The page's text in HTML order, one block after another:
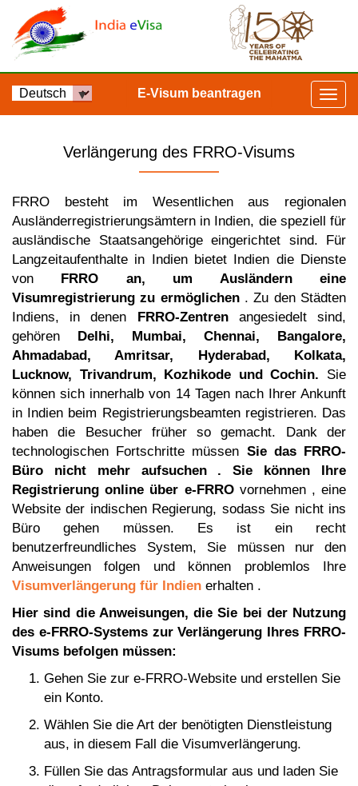
E-Visum beantragen
Verlängerung des FRRO-Visums
FRRO besteht im Wesentlichen aus regionalen
Ausländerregistrierungsämtern in Indien, die speziell für
ausländische Staatsangehörige eingerichtet sind. Für
Langzeitaufenthalte in Indien bietet Indien die Dienste
von FRRO an, um Ausländern eine
Visumregistrierung zu ermöglichen . Zu den Städten
Indiens, in denen FRRO-Zentren angesiedelt sind,
gehören Delhi, Mumbai, Chennai, Bangalore,
Ahmadabad, Amritsar, Hyderabad, Kolkata,
Lucknow, Trivandrum, Kozhikode und Cochin. Sie
können sich innerhalb von 14 Tagen nach Ihrer Ankunft
in Indien beim Registrierungsbeamten registrieren. Das
haben die Besucher früher so gemacht. Dank der
technologischen Fortschritte müssen Sie das FRRO-
Büro nicht mehr aufsuchen . Sie können Ihre
Registrierung online über e-FRRO vornehmen , eine
Website der indischen Regierung, sodass Sie nicht ins
Büro gehen müssen. Es ist ein recht
benutzerfreundliches System, Sie müssen nur den
Anweisungen folgen und können problemlos Ihre
Visumverlängerung für Indien erhalten .
Hier sind die Anweisungen, die Sie bei der Nutzung
des e-FRRO-Systems zur Verlängerung Ihres FRRO-
Visums befolgen müssen:
Gehen Sie zur e-FRRO-Website und erstellen Sie
ein Konto.
Wählen Sie die Art der benötigten Dienstleistung
aus, in diesem Fall die Visumverlängerung.
Füllen Sie das Antragsformular aus und laden Sie